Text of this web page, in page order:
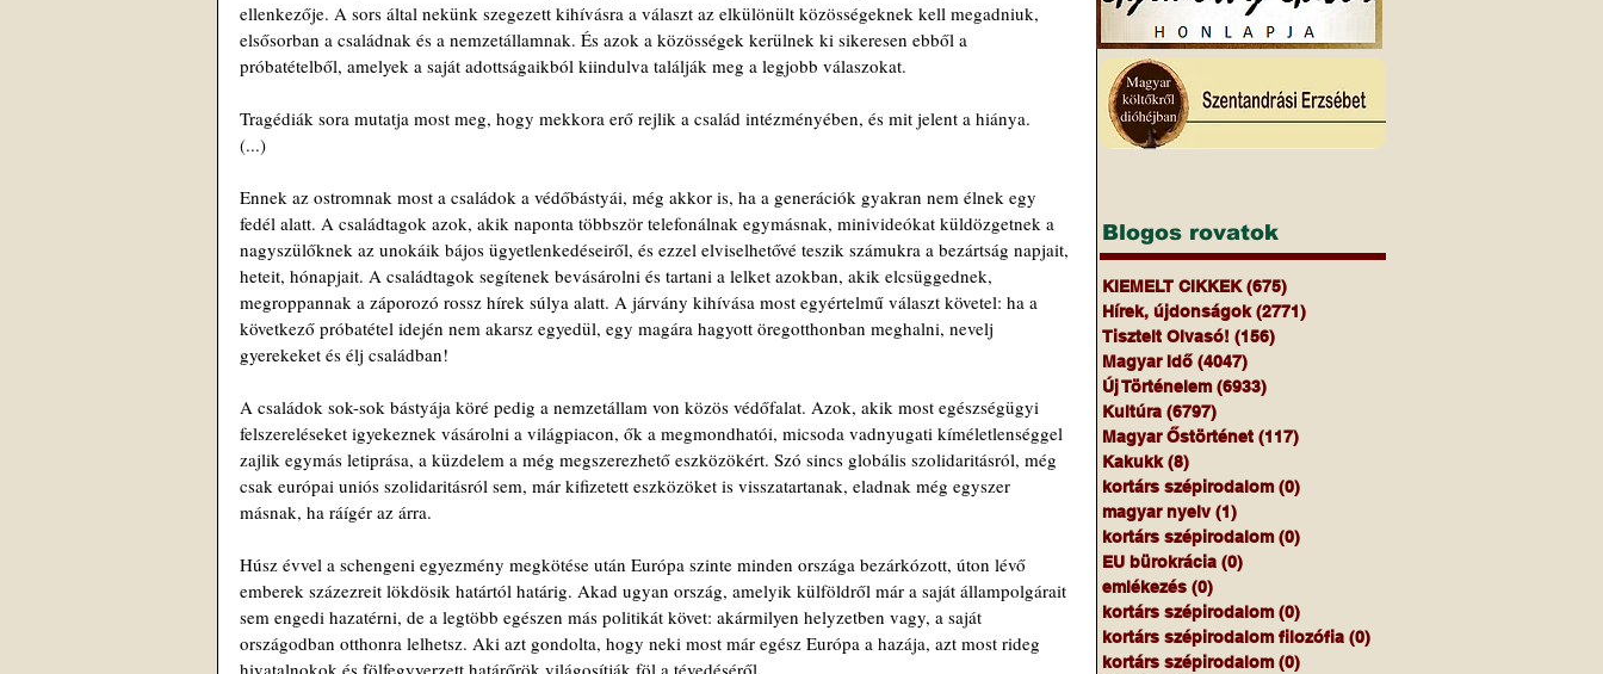
ellenkezője. A sors által nekünk szegezett kihívásra a választ az elkülönült közösségeknek kell megadniuk,
elsősorban a családnak és a nemzetállamnak. És azok a közösségek kerülnek ki sikeresen ebből a
próbatételből, amelyek a saját adottságaikból kiindulva találják meg a legjobb válaszokat.
Tragédiák sora mutatja most meg, hogy mekkora erő rejlik a család intézményében, és mit jelent a hiánya.
(...)
Ennek az ostromnak most a családok a védőbástyái, még akkor is, ha a generációk gyakran nem élnek egy
fedél alatt. A családtagok azok, akik naponta többször telefonálnak egymásnak, minivideókat küldözgetnek a
nagyszülőknek az unokáik bájos ügyetlenkedéseiről, és ezzel elviselhetővé teszik számukra a bezártság napjait,
heteit, hónapjait. A családtagok segítenek bevásárolni és tartani a lelket azokban, akik elcsüggednek,
megroppannak a záporozó rossz hírek súlya alatt. A járvány kihívása most egyértelmű választ követel: ha a
következő próbatétel idején nem akarsz egyedül, egy magára hagyott öregotthonban meghalni, nevelj
gyerekeket és élj családban!
A családok sok-sok bástyája köré pedig a nemzetállam von közös védőfalat. Azok, akik most egészségügyi
felszereléseket igyekeznek vásárolni a világpiacon, ők a megmondhatói, micsoda vadnyugati kíméletlenséggel
zajlik egymás letiprása, a küzdelem a még megszerezhető eszközökért. Szó sincs globális szolidaritásról, még
csak európai uniós szolidaritásról sem, már kifizetett eszközöket is visszatartanak, eladnak még egyszer
másnak, ha ráígér az árra.
Húsz évvel a schengeni egyezmény megkötése után Európa szinte minden országa bezárkózott, úton lévő
emberek százezreit lökdösik határtól határig. Akad ugyan ország, amelyik külföldről már a saját állampolgárait
sem engedi hazatérni, de a legtöbb egészen más politikát követ: akármilyen helyzetben vagy, a saját
országodban otthonra lelhetsz. Aki azt gondolta, hogy neki most már egész Európa a hazája, azt most rideg
hivatalnokok és fölfegyverzett határőrök világosítják föl a tévedéséről.
Blogos rovatok
KIEMELT CIKKEK (675)
Hírek, újdonságok (2771)
Tisztelt Olvasó! (156)
Magyar Idő (4047)
Új Történelem (6933)
Kultúra (6797)
Magyar Őstörténet (117)
Kakukk (8)
kortárs szépirodalom (0)
magyar nyelv (1)
kortárs szépirodalom (0)
EU bürokrácia (0)
emlékezés (0)
kortárs szépirodalom (0)
kortárs szépirodalom filozófia (0)
kortárs szépirodalom (0)